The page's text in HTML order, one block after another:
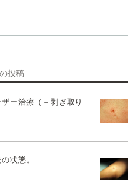
投稿
ー治療（＋剥ぎ取り
状態。